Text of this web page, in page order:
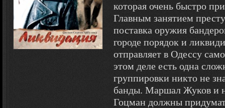
которая очень быстро
Главным занятием
поставка оружия
городе порядок и
отправляет в Одессу
этом деле есть одна
группировки никто не
банды. Маршал Жуков и
Гоцман должны